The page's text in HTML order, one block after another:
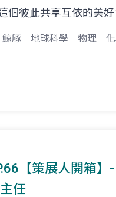
個彼此共享互依的美
鯨豚 地球科學 物理
【策展人開箱
任